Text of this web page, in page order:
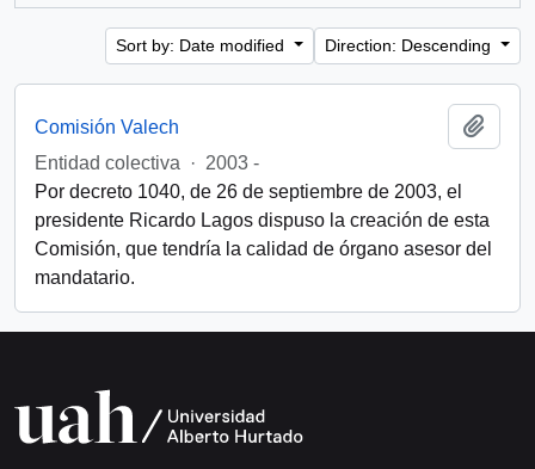
Sort by: Date modified Direction: Descending
Comisión Valech
Entidad colectiva
· 2003 -
Por decreto 1040, de 26 de septiembre de 2003, el
presidente Ricardo Lagos dispuso la creación de esta
Comisión, que tendría la calidad de órgano asesor del
mandatario.